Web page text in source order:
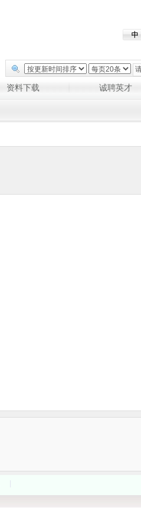
资料下载 诚聘英才